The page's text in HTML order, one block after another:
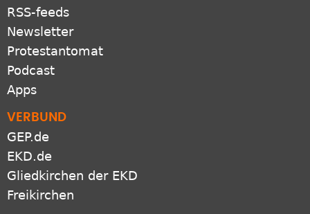
RSS-feeds
Newsletter
Protestantomat
Podcast
Apps
VERBUND
GEP.de
EKD.de
Gliedkirchen der EKD
Freikirchen